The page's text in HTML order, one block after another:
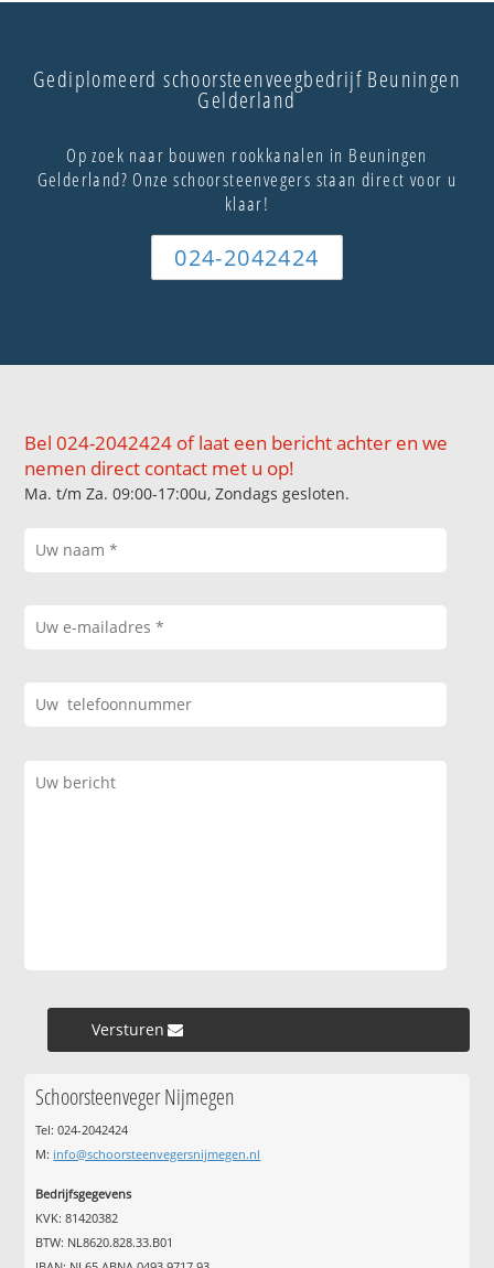
Gediplomeerd schoorsteenveegbedrijf Beuningen
Gelderland
Op zoek naar bouwen rookkanalen in Beuningen
Gelderland? Onze schoorsteenvegers staan direct voor u
klaar!
024-2042424
Bel 024-2042424 of laat een bericht achter en we
nemen direct contact met u op!
Ma. t/m Za. 09:00-17:00u, Zondags gesloten.
Versturen »
Schoorsteenveger Nijmegen
Tel: 024-2042424
M: info@schoorsteenvegersnijmegen.nl
Bedrijfsgegevens
KVK: 81420382
BTW: NL8620.828.33.B01